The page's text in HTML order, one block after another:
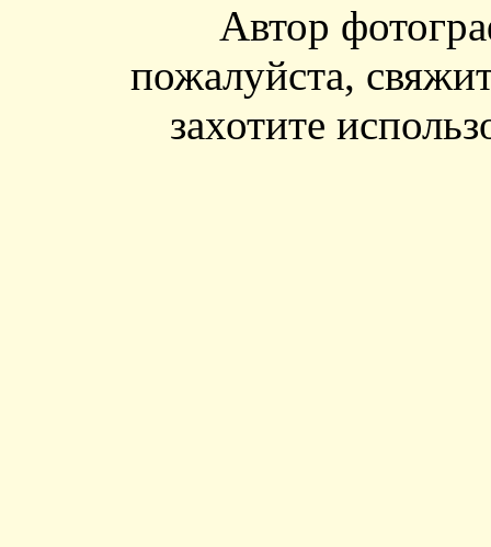
Автор
пожалуйста,
захотите